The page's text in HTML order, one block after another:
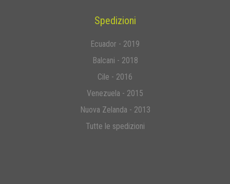
Spedizioni
Ecuador - 2019
Balcani - 2018
Cile - 2016
Venezuela - 2015
Nuova Zelanda - 2013
Tutte le spedizioni